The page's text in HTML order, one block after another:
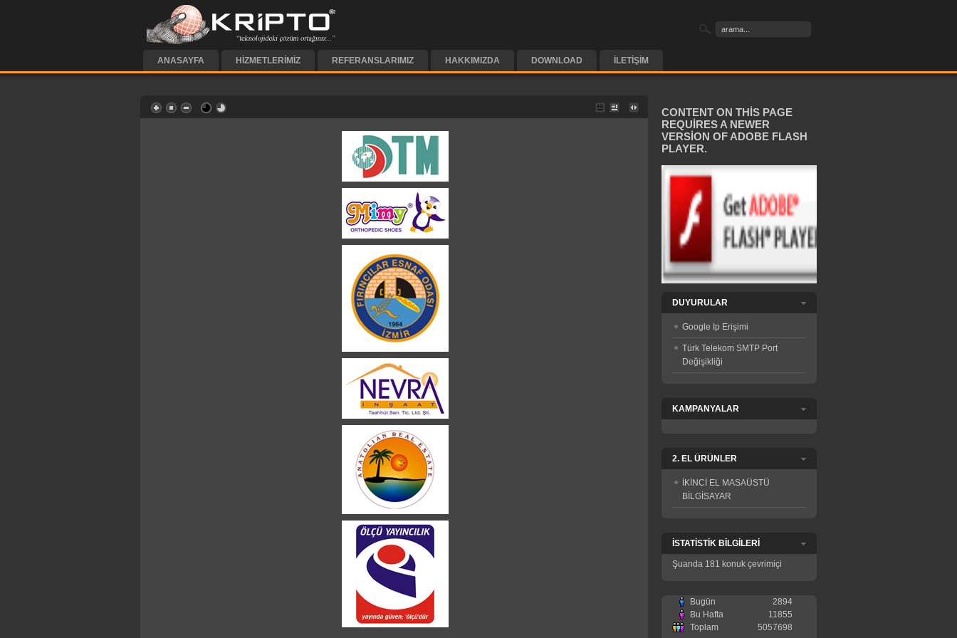
ANASAYFA HIZMETLERIMIZ REFERANSLARIMIZ HAKKIMIZDA DOWNLOAD İLETIŞIM
CONTENT ON THIS PAGE
REQUIRES A NEWER
VERSION OF ADOBE FLASH
PLAYER.
DUYURULAR
Google Ip Erişimi
Türk Telekom SMTP Port
Değişikliği
KAMPANYALAR
2. EL ÜRÜNLER
İKİNCİ EL MASAÜSTÜ
BİLGİSAYAR
İSTATİSTİK BİLGİLERİ
Şuanda 181 konuk çevrimiçi
Bugün
2894
Bu Hafta
11855
Toplam
5057698